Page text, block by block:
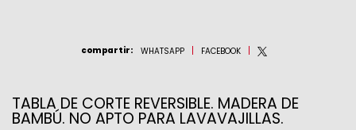
compartir: WHATSAPP FACEBOOK
TABLA DE CORTE REVERSIBLE. MADERA DE
BAMBÚ. NO APTO PARA LAVAVAJILLAS.